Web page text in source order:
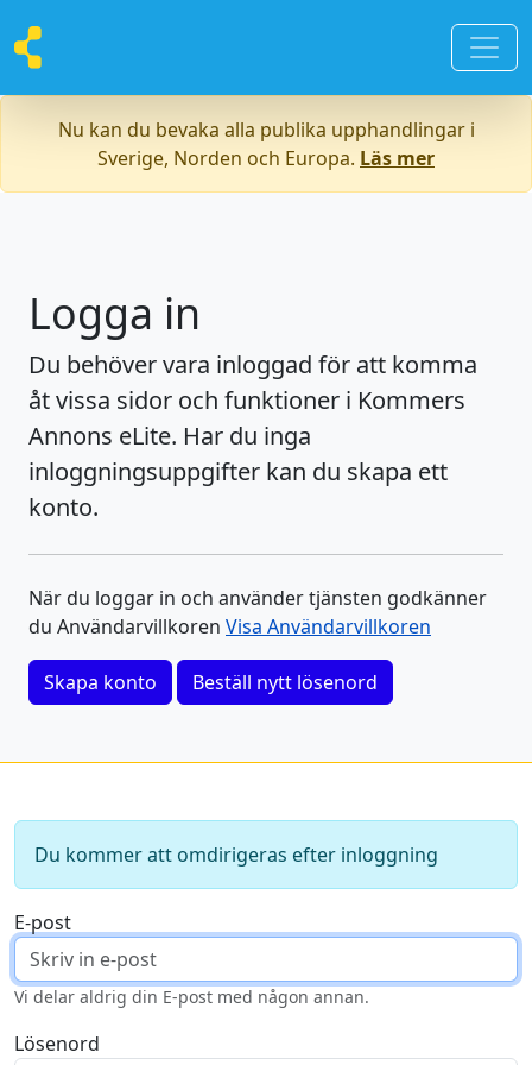
Nu kan du bevaka alla publika upphandlingar i
Sverige, Norden och Europa. Läs mer
Logga in
Du behöver vara inloggad för att komma
åt vissa sidor och funktioner i Kommers
Annons eLite. Har du inga
inloggningsuppgifter kan du skapa ett
konto.
När du loggar in och använder tjänsten godkänner
du Användarvillkoren Visa Användarvillkoren
Skapa konto Beställ nytt lösenord
Du kommer att omdirigeras efter inloggning
E-post
Vi delar aldrig din E-post med någon annan.
Lösenord